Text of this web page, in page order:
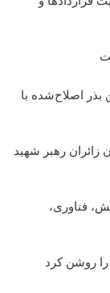
در تولید بذر کلزا؛ برداشت ۱۰۹ تن بذر اصلاح‌شده با
رهبر شهید
فناوری،
را روشن کرد